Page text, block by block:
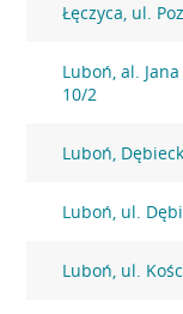
Łęczyca, ul.
Luboń, al. Jana
10/2
Luboń,
Luboń, ul.
Luboń, ul.